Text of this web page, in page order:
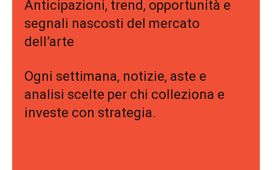
Anticipazioni, trend, opportunità e
segnali nascosti del mercato
dell’arte
Ogni settimana, notizie, aste e
analisi scelte per chi colleziona e
investe con strategia.